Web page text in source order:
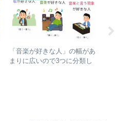
「音楽が好きな人」の幅があ
まりに広いので3つに分類し